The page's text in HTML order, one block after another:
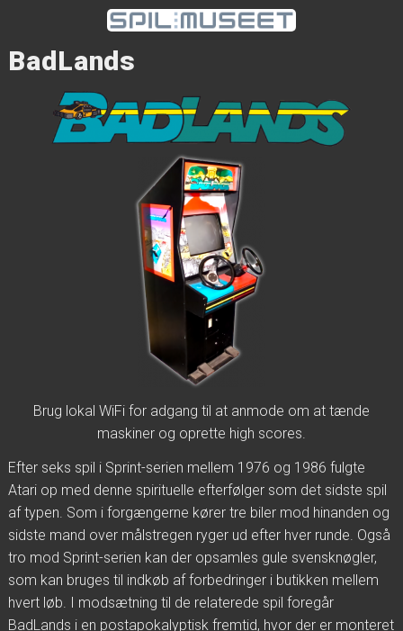
BadLands
Brug lokal WiFi for adgang til at anmode om at tænde
maskiner og oprette high scores.
Efter seks spil i Sprint-serien mellem 1976 og 1986 fulgte
Atari op med denne spirituelle efterfølger som det sidste spil
af typen. Som i forgængerne kører tre biler mod hinanden og
sidste mand over målstregen ryger ud efter hver runde. Også
tro mod Sprint-serien kan der opsamles gule svensknøgler,
som kan bruges til indkøb af forbedringer i butikken mellem
hvert løb. I modsætning til de relaterede spil foregår
BadLands i en postapokalyptisk fremtid, hvor der er monteret